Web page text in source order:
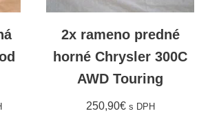
2x rameno predné
horné Chrysler 300C
AWD Touring
250,90€ s DPH